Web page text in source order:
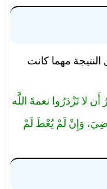
مهما كانت
لا تَزْدَرُوا نعمةَ اللَّه
وَإِنْ لَمْ يُعْطَ لَمْ